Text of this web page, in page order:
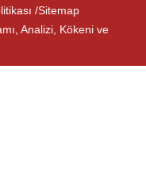
Sitemap
Analizi, Kökeni ve